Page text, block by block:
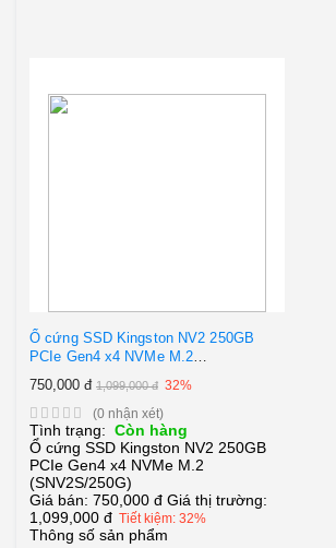
Ổ cứng SSD Kingston NV2 250GB
PCIe Gen4 x4 NVMe M.2
(SNV2S/250G)
750,000 đ 1,099,000 đ 32%
(0 nhận xét)
Tình trạng: Còn hàng
Ổ cứng SSD Kingston NV2 250GB
PCIe Gen4 x4 NVMe M.2
(SNV2S/250G)
Giá bán: 750,000 đ Giá thị trường:
1,099,000 đ Tiết kiệm: 32%
Thông số sản phẩm